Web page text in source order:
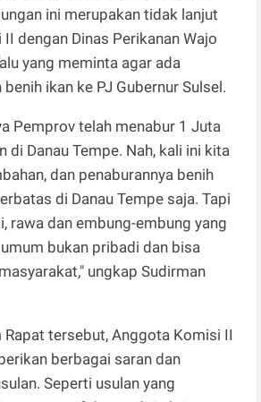
ini merupakan tidak lanjut
dengan Dinas Perikanan Wajo
yang meminta agar ada
ikan ke PJ Gubernur Sulsel.
Pemprov telah menabur 1 Juta
di Danau Tempe. Nah, kali ini kita
dan penaburannya benih
di Danau Tempe saja. Tapi
rawa dan embung-embung yang
bukan pribadi dan bisa
ungkap Sudirman
Rapat tersebut, Anggota Komisi II
berbagai saran dan
Seperti usulan yang